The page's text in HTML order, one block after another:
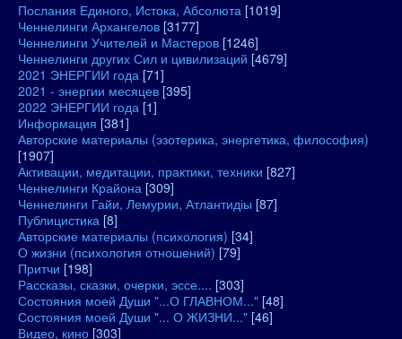
Послания Единого, Истока, Абсолюта [1019]
Ченнелинги Архангелов [3177]
Ченнелинги Учителей и Мастеров [1246]
Ченнелинги других Сил и цивилизаций [4679]
2021 ЭНЕРГИИ года [71]
2021 - энергии месяцев [395]
2022 ЭНЕРГИИ года [1]
Информация [381]
Авторские материалы (эзотерика, энергетика, философия)
[1907]
Активации, медитации, практики, техники [827]
Ченнелинги Крайона [309]
Ченнелинги Гайи, Лемурии, Атлантидіы [87]
Публицистика [8]
Авторские материалы (психология) [34]
О жизни (психология отношений) [79]
Притчи [198]
Рассказы, сказки, очерки, эссе.... [303]
Состояния моей Души "...О ГЛАВНОМ..." [48]
Состояния моей Души "... О ЖИЗНИ..." [46]
Видео, кино [303]